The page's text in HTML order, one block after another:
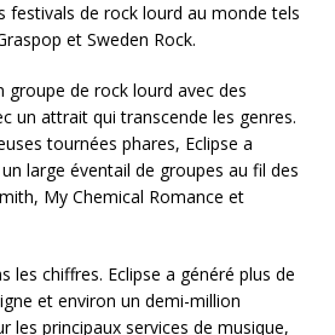
festivals de rock lourd au monde tels
et Sweden Rock.
groupe de rock lourd avec des
un attrait qui transcende les genres.
tournées phares, Eclipse a
large éventail de groupes au fil des
My Chemical Romance et
les chiffres. Eclipse a généré plus de
et environ un demi-million
les principaux services de musique,